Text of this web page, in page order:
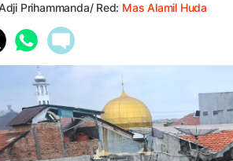
Prihammanda/ Red: Mas Alamil Huda